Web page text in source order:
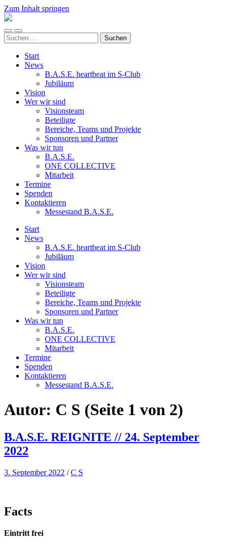
Zum Inhalt springen
ALL
ONE
e.V.
Mobile-
Menü
Suchfeld
ein-/ausblenden
Suchen
nach:
Start
News
B.A.S.E. heartbeat im S-Club
Jubiläum
Vision
Wer wir sind
Visionsteam
Beteiligte
Bereiche, Teams und Projekte
Sponsoren und Partner
Was wir tun
B.A.S.E.
ONE COLLECTIVE
Mitarbeit
Termine
Spenden
Kontaktieren
Messestand B.A.S.E.
Start
News
B.A.S.E. heartbeat im S-Club
Jubiläum
Vision
Wer wir sind
Visionsteam
Beteiligte
Bereiche, Teams und Projekte
Sponsoren und Partner
Was wir tun
B.A.S.E.
ONE COLLECTIVE
Mitarbeit
Termine
Spenden
Kontaktieren
Messestand B.A.S.E.
Autor: C S (Seite 1 von 2)
B.A.S.E. REIGNITE // 24. September
2022
3. September 2022 /C S
Facts
Eintritt frei